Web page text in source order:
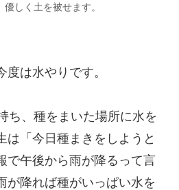
優しく土を被せます。
は水やりです。
ち、種をまいた場所に水を
は「今日種まきをしようと
で午後から雨が降るって言
が降れば種がいっぱい水を